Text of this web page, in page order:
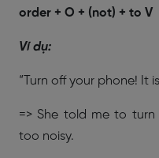
order + O + (not) + to V
Ví dụ:
“Turn off your phone! It
=> She told me to
too noisy.